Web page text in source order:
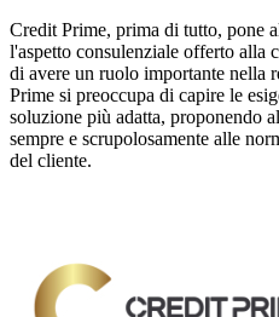
Credit Prime, prima di tutto, pone
l'aspetto consulenziale offerto alla
di avere un ruolo importante nella
Prime si preoccupa di capire le
soluzione più adatta, proponendo
sempre e scrupolosamente alle
del cliente.